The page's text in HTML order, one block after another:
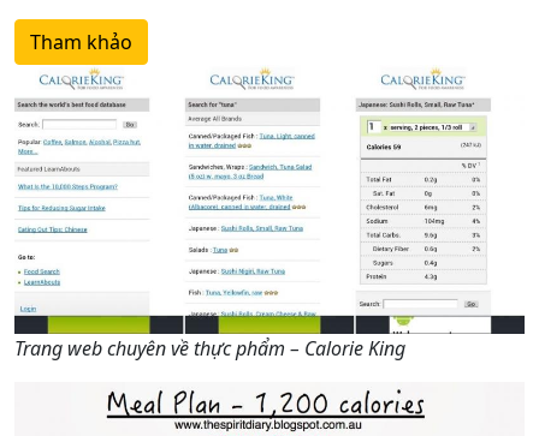
Tham khảo
Trang web chuyên về thực phẩm – Calorie King